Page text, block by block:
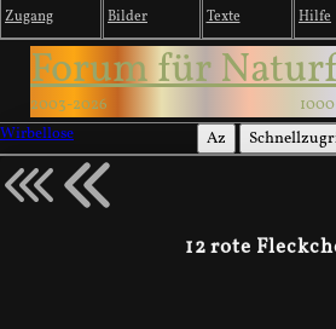
Zugang Bilder Texte Hilfe
Forum für
2003-2026
Wirbellose
Az
12 rote